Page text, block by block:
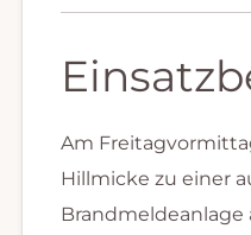
Am
Hillmicke zu einer
Brandmeldeanlage